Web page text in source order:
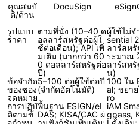
คุณสมบั
ติ/ด้าน
DocuSign
รูปแบบ
ราคา
ตามที่นั่ง (10–40 ด
อลลาร์สหรัฐต่อผู้ใ
ช้ต่อเดือน); API เพิ่
มเติม (มากกว่า 60
0 ดอลลาร์สหรัฐต่อ
ปี)
ผู้ใช้ไม่จ
sential
ลาร์สห
ระมาณ
ลาร์สหรั
น)
ข้อจำกัด
ของซอง
จดหมาย
5–100 ต่อผู้ใช้ต่อปี
(จำกัดอัตโนมัติ)
100 ใน
al; ขยา
ro
การปฏิบั
ติตามข้
พื้นฐาน ESIGN/eI
DAS; KISA/CAC ผ่
iAM
gpass,